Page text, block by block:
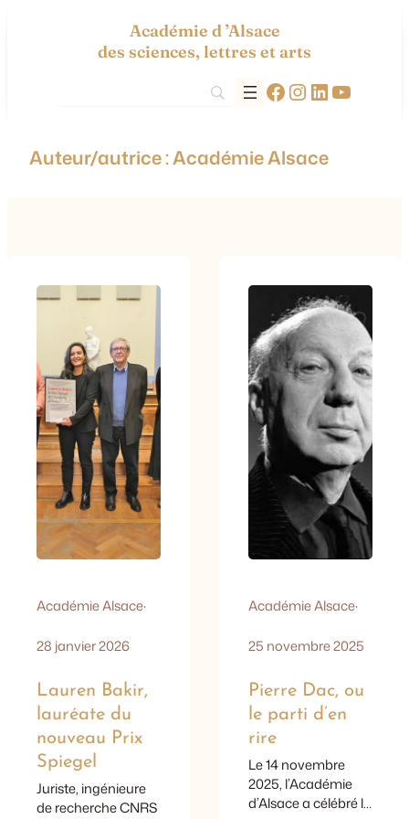
Académie d ’Alsace
des sciences, lettres et arts
Facebook
Instagram
LinkedIn
Auteur/autrice :Académie Alsace
Académie Alsace·
28 janvier 2026
Lauren Bakir,
lauréate du
nouveau Prix
Spiegel
Juriste, ingénieure
de recherche CNRS
Académie Alsace·
25 novembre 2025
Pierre Dac, ou
le parti d’en
rire
Le 14 novembre
2025, l’Académie
d’Alsace a célébré le